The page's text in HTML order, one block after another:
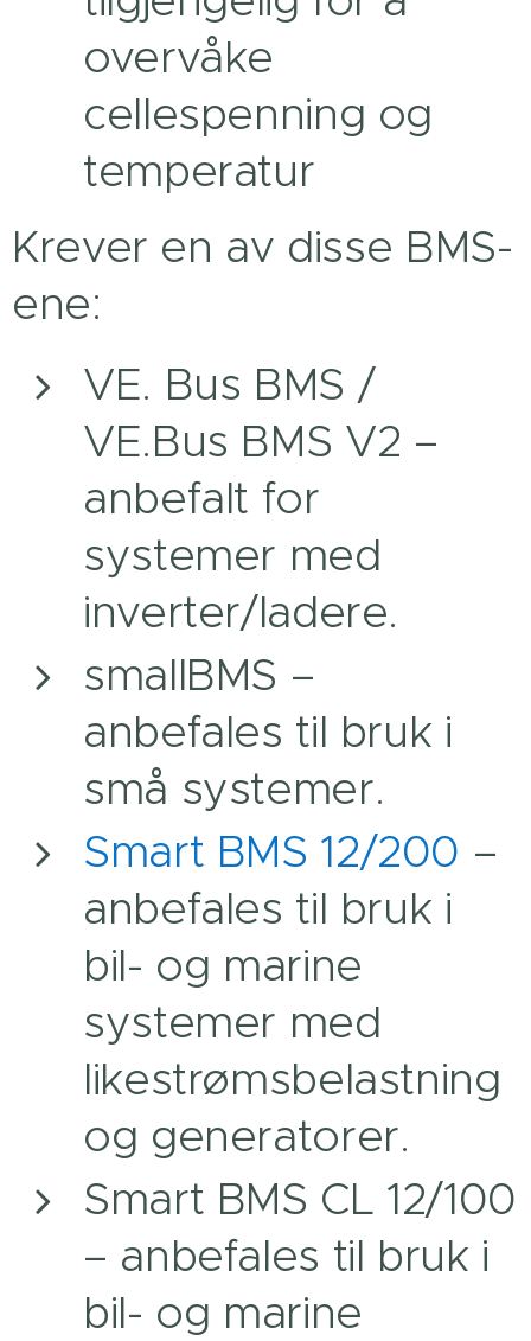
overvåke
cellespenning og
temperatur
Krever en av disse BMS-
ene:
VE. Bus BMS /
VE.Bus BMS V2 –
anbefalt for
systemer med
inverter/ladere.
smallBMS –
anbefales til bruk i
små systemer.
Smart BMS 12/200 –
anbefales til bruk i
bil- og marine
systemer med
likestrømsbelastning
og generatorer.
Smart BMS CL 12/100
– anbefales til bruk i
bil- og marine